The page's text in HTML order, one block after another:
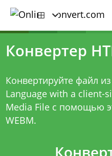
Конвертер
Конвертируйте файл
Language with a client-
Media File с помощью
WEBM.